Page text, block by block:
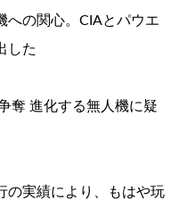
への関心。CIAとパウエ
した
奪 進化する無人機に疑
の実績により、もはや玩